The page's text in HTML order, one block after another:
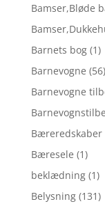
Bamser,Bløde
Barnets bog (1)
Barnevogne (56)
Barnevogne
Bæreredskaber
Bæresele (1)
beklædning (1)
Belysning (131)